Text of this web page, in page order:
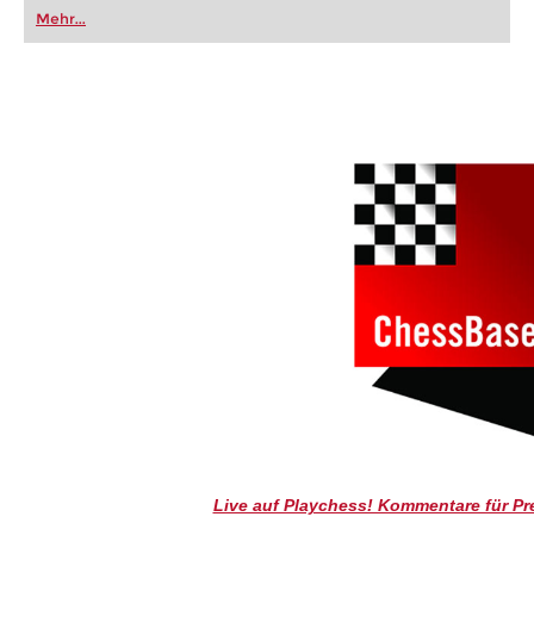
oder bereits auf Turnierniveau spielen: Mit
FRITZ trainieren Sie effizienter, intelligenter und
individueller als je zuvor.
Mehr...
Live auf Playchess! Kommentare für